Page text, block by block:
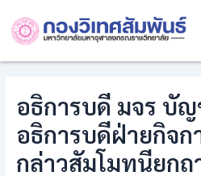
content
อธิการบดี มจร บัญ
อธิการบดีฝ่ายกิจก
กล่าวสัมโมทนียก
navigation